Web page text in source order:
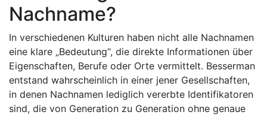
Nachname?
In verschiedenen Kulturen haben nicht alle Nachnamen
eine klare „Bedeutung“, die direkte Informationen über
Eigenschaften, Berufe oder Orte vermittelt. Besserman
entstand wahrscheinlich in einer jener Gesellschaften,
in denen Nachnamen lediglich vererbte Identifikatoren
sind, die von Generation zu Generation ohne genaue